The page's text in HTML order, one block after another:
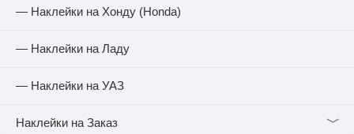
— Наклейки на Хонду (Honda)
— Наклейки на Ладу
— Наклейки на УАЗ
Наклейки на Заказ ﹀